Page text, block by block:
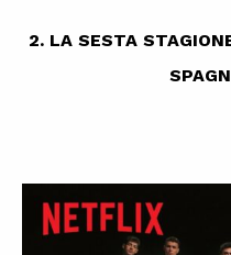
2. LA SESTA